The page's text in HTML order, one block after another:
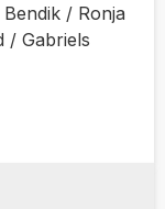
/ Ronja
/ Gabriels